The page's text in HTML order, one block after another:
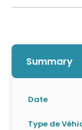
Summary
Date
Type de